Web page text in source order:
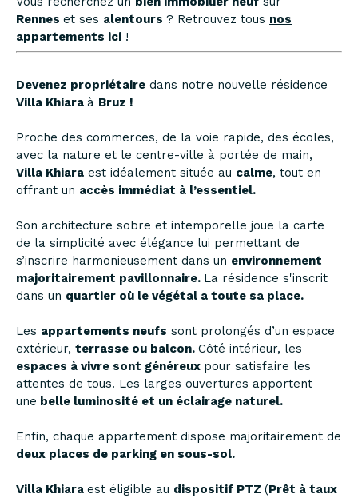
Rennes et ses alentours ? Retrouvez tous nos
appartements ici !
Devenez propriétaire dans notre nouvelle résidence
Villa Khiara à Bruz !
Proche des commerces, de la voie rapide, des écoles,
avec la nature et le centre-ville à portée de main,
Villa Khiara est idéalement située au calme, tout en
offrant un accès immédiat à l’essentiel.
Son architecture sobre et intemporelle joue la carte
de la simplicité avec élégance lui permettant de
s’inscrire harmonieusement dans un environnement
majoritairement pavillonnaire. La résidence s'inscrit
dans un quartier où le végétal a toute sa place.
Les appartements neufs sont prolongés d’un espace
extérieur, terrasse ou balcon. Côté intérieur, les
espaces à vivre sont généreux pour satisfaire les
attentes de tous. Les larges ouvertures apportent
une belle luminosité et un éclairage naturel.
Enfin, chaque appartement dispose majoritairement de
deux places de parking en sous-sol.
Villa Khiara est éligible au dispositif PTZ (Prêt à taux